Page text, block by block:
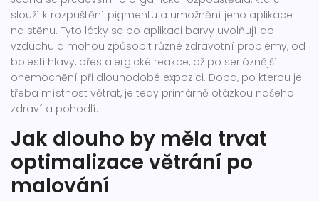
slouží k rozpuštění pigmentu a umožnění jeho aplikace
na stěnu. Tyto látky se po aplikaci barvy uvolňují do
vzduchu a mohou způsobit různé zdravotní problémy, od
bolesti hlavy, přes alergické reakce, až po serióznější
onemocnění při dlouhodobé expozici. Doba, po kterou je
třeba místnost větrat, je tedy primárně otázkou našeho
zdraví a pohodlí.
Jak dlouho by měla trvat
optimalizace větrání po
malování